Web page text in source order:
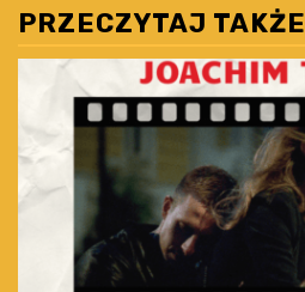
PRZECZYTAJ TAKŻE